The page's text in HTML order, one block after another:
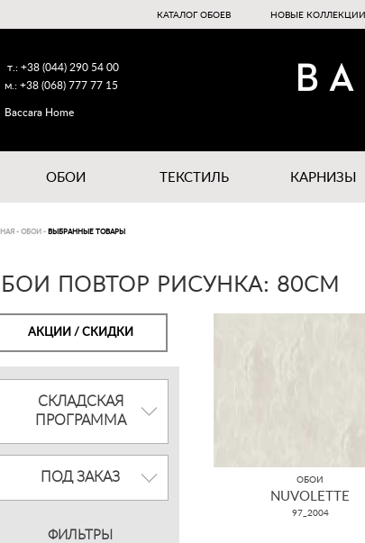
КАТАЛОГ ОБОЕВ НОВЫЕ КОЛЛЕКЦИИ
т.: +38 (044) 290 54 00
м.: +38 (068) 777 77 15
Baccara Home
ОБОИ ТЕКСТИЛЬ КАРНИЗЫ
- ОБОИ - ВЫБРАННЫЕ ТОВАРЫ
ПОВТОР РИСУНКА: 80СМ
АКЦИИ / СКИДКИ
СКЛАДСКАЯ
ПРОГРАММА
ПОД ЗАКАЗ
ФИЛЬТРЫ
ОБОИ
NUVOLETTE
97_2004